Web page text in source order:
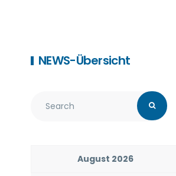
NEWS-Übersicht
August 2026